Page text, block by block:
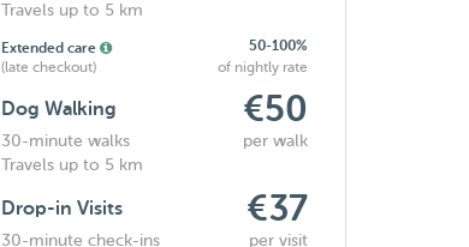
Travels up to 5 km
Extended care
50-100%
(late checkout)
of nightly rate
Dog Walking €50
30-minute walks
per walk
Travels up to 5 km
Drop-in Visits €37
30-minute check-ins
per visit